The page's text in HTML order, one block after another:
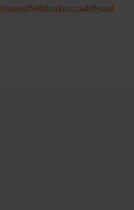
store/5e60ca1cccca40feaaf